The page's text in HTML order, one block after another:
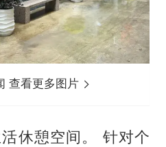
查看更多图片
休憩空间。 针对个